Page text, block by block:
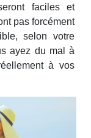
faciles et
pas forcément
selon votre
ayez du mal à
à vos